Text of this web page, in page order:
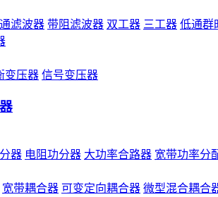
滤波器 带阻滤波器 双工器 三工器 低通群
变压器 信号变压器
器 电阻功分器 大功率合路器 宽带功率分
宽带耦合器 可变定向耦合器 微型混合耦合